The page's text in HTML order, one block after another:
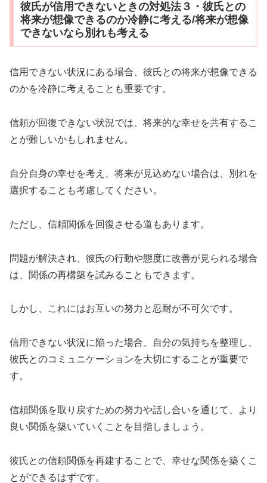
彼氏が信用できないときの対処法３・彼氏との
将来が想像できるのか冷静に考える/将来が想像
できないなら別れも考える
信用できない状況にある場合、彼氏との将来が想像できる
のかを冷静に考えることも重要です。
信頼が回復できない状況では、将来的な幸せを共有するこ
とが難しいかもしれません。
自分自身の幸せを考え、将来が見込めない場合は、別れを
選択することも考慮してください。
ただし、信頼関係を回復させる道もあります。
問題が解決され、彼氏の行動や態度に改善が見られる場合
は、関係の再構築を試みることもできます。
しかし、これにはお互いの努力と忍耐が不可欠です。
信用できない状況に陥った場合、自分の気持ちを整理し、
彼氏とのコミュニケーションを大切にすることが重要で
す。
信頼関係を取り戻すための努力や話し合いを通じて、より
良い関係を築いていくことを目指しましょう。
彼氏との信頼関係を再建することで、幸せな関係を築くこ
とができるはずです。